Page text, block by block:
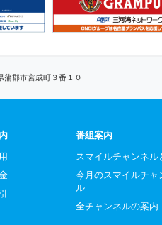
郡市宮成町３番１０
番組案内
スマイルチャンネル
今月のスマイルチャ
ル
全チャンネルの案内